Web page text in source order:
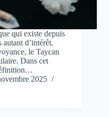
qui existe depuis
autant d’intérêt.
le Taycan
Dans cet
2025